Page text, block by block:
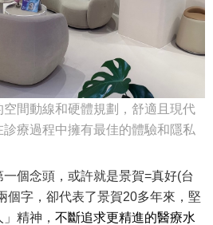
間動線和硬體規劃，舒適且現代
療過程中擁有最佳的體驗和隱私
個念頭，或許就是景賀=真好(台
個字，卻代表了景賀20多年來，堅
精神， 不斷追求更精進的醫療水